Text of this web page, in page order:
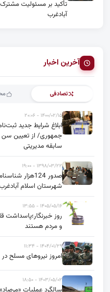
تأکید بر مسئولیت
آبادغرب
آخرین اخبار
تصادفی
۱۴۰۰/۰۲/۱۵ - ۲۰:۰۶
ابلاغ شرایط جدید
سابقه مدیریتی
۱۳۹۸/۰۳/۲۲ - ۱۹:۰۰
صدور 124هزار
شهرستان اسلام
۱۴۰۵/۰۵/۱۶ - ۱۳:۵۵
روز
و مردم هستند
۱۴۰۴/۰۱/۲۹ - ۱۱:۳۴
امروز نیروهای مسلح در
۱۴۰۳/۰۵/۰۲ - ۱۸:۵۰
سالگرد عملیات